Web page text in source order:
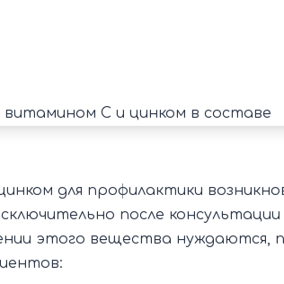
для профилактики
после
этого вещества нуждаются,